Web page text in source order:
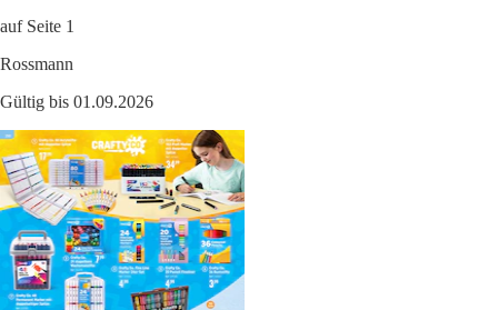
auf Seite 1
Rossmann
Gültig bis 01.09.2026